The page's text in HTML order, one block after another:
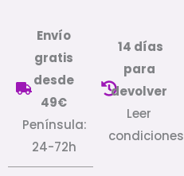
Envío
gratis
desde
49€
Península:
24-72h
14 días
para
devolver
Leer
condiciones